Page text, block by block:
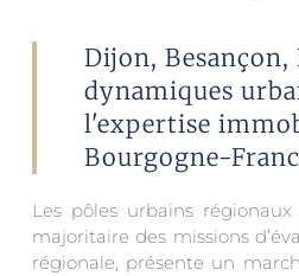
Dijon,
dynamiques
l'expertise
Bourgogne-
Les pôles urbains
majoritaire des missions
régionale, présente un